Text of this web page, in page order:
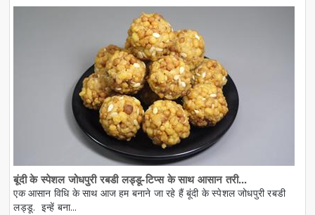
बूंदी के स्पेशल जोधपुरी रबडी लड्डू-टिप्स के साथ आसान तरी...
एक आसान विधि के साथ आज हम बनाने जा रहे हैं बूंदी के स्पेशल जोधपुरी रबडी
लड्डू. इन्हें बना...